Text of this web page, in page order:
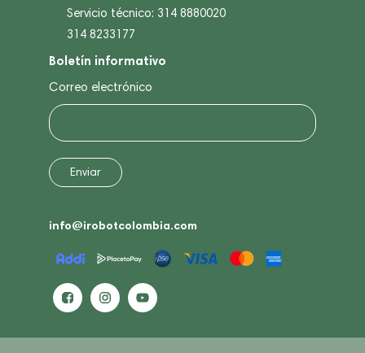
Servicio técnico: 314 8880020
314 8233177
Boletín informativo
Correo electrónico
info@irobotcolombia.com